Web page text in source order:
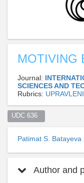
MOTIVING
Journal:
SCIENCES AND
Rubrics:
UDC 636
Patimat S. Batayeva
Author and